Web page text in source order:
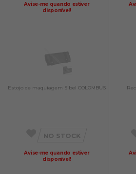
Avise-me quando estiver
disponível!
Estojo de maquiagem Sibel COLOMBUS
NO STOCK
Avise-me quando estiver
disponível!